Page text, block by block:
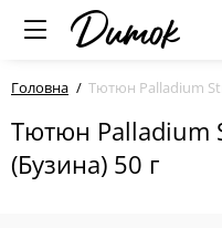
Головна Тютюн Palladium
Тютюн Palladium
(Бузина) 50 г